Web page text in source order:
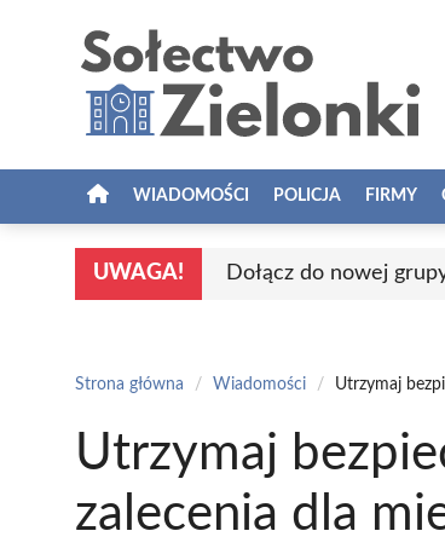
WIADOMOŚCI POLICJA FIRMY
UWAGA! Dołącz do nowej
Strona główna / Wiadomości / Utrzymaj
Utrzymaj
zalecenia dla